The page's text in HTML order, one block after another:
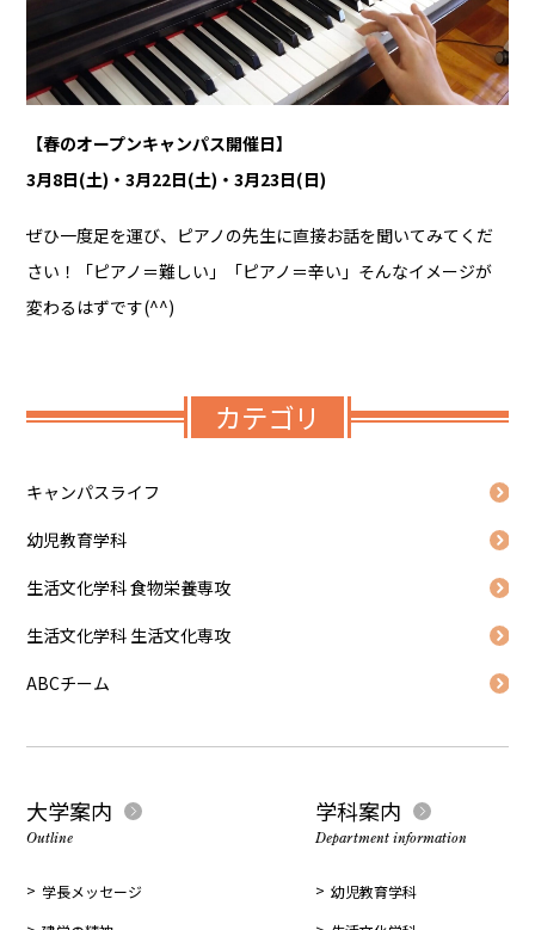
【春のオープンキャンパス開催日】
3月8日(土)・3月22日(土)・3月23日(日)
ぜひ一度足を運び、ピアノの先生に直接お話を聞いてみてくだ
さい！「ピアノ＝難しい」「ピアノ＝辛い」そんなイメージが
変わるはずです(^^)
カテゴリ
キャンパスライフ
幼児教育学科
生活文化学科 食物栄養専攻
生活文化学科 生活文化専攻
ABCチーム
大学案内
Outline
学長メッセージ
学科案内
Department information
幼児教育学科